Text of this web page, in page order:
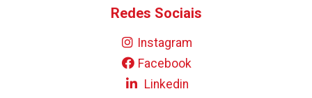
Redes Sociais
Instagram
Facebook
Linkedin